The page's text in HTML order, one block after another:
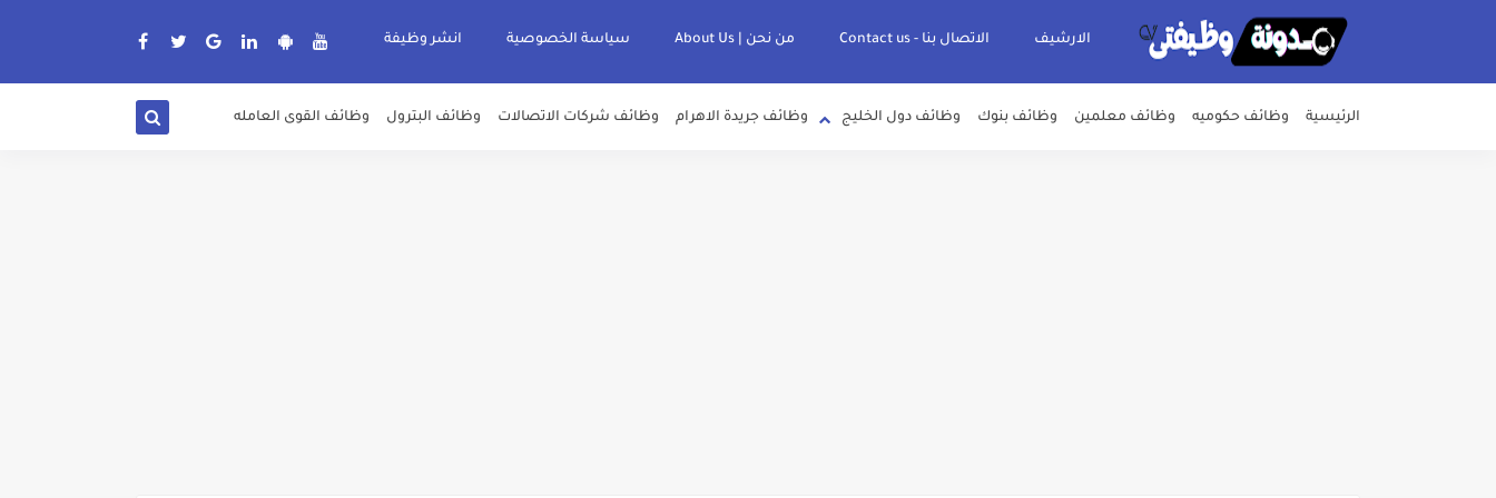
الارشيف الاتصال بنا - Contact us من نحن | About Us سياسة الخصوصية انشر وظيفة
الرئيسية وظائف حكوميه وظائف معلمين وظائف بنوك وظائف دول الخليج وظائف جريدة الاهرام وظائف شركات الاتصالات وظائف البترول وظائف القوى العامله